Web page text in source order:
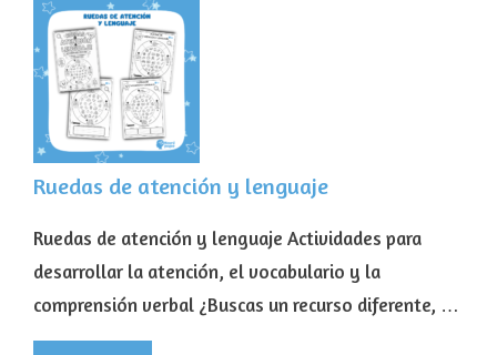
Ruedas de atención y lenguaje
Ruedas de atención y lenguaje Actividades para
desarrollar la atención, el vocabulario y la
comprensión verbal ¿Buscas un recurso diferente, …